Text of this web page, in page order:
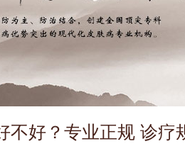
不好？专业正规 诊疗